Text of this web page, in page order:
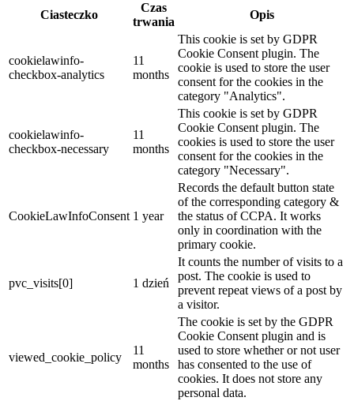
Ciasteczko
Czas
trwania
Opis
cookielawinfo-
checkbox-analytics
11
months
This cookie is set by GDPR
Cookie Consent plugin. The
cookie is used to store the user
consent for the cookies in the
category "Analytics".
cookielawinfo-
checkbox-necessary
11
months
This cookie is set by GDPR
Cookie Consent plugin. The
cookies is used to store the user
consent for the cookies in the
category "Necessary".
CookieLawInfoConsent 1 year
Records the default button state
of the corresponding category &
the status of CCPA. It works
only in coordination with the
primary cookie.
pvc_visits[0] 1 dzień
It counts the number of visits to a
post. The cookie is used to
prevent repeat views of a post by
a visitor.
viewed_cookie_policy
11
months
The cookie is set by the GDPR
Cookie Consent plugin and is
used to store whether or not user
has consented to the use of
cookies. It does not store any
personal data.